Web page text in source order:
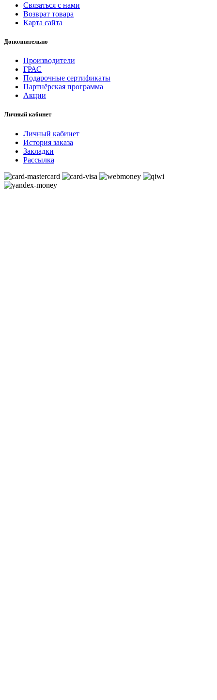
Связаться с нами
Возврат товара
Карта сайта
Дополнительно
Производители
ГРАС
Подарочные сертификаты
Партнёрская программа
Акции
Личный кабинет
Личный кабинет
История заказа
Закладки
Рассылка